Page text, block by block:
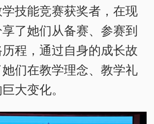
技能竞赛获奖者，在现
了她们从备赛、参赛到
程，通过自身的成长故
们在教学理念、教学礼
大变化。